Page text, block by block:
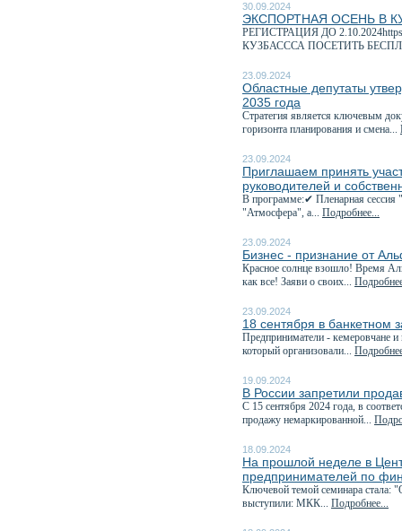
30.09.2024
ЭКСПОРТНАЯ ОСЕНЬ В
РЕГИСТРАЦИЯ ДО
КУЗБАСССА ПОСЕТИТЬ
23.09.2024
Областные депутаты
2035 года
Стратегия является ключевым
горизонта планирования и смена...
23.09.2024
Приглашаем принять
руководителей и
В программе:✔ Пленарная сессия
"Атмосфера", а... Подробнее...
23.09.2024
Бизнес - признание от
Красное солнце взошло! Время
как все! Заяви о своих...
23.09.2024
18 сентября в банкетном
Предприниматели - кемеровчане
который организовали...
19.09.2024
В России запретили
С 15 сентября 2024 года, в
продажу немаркированной...
18.09.2024
На прошлой неделе в
предпринимателей по
Ключевой темой семинара стала:
выступили: МКК... Подробнее...